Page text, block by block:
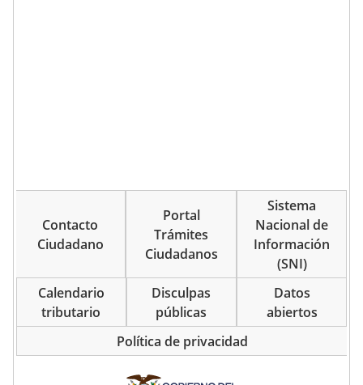
Contacto
Ciudadano
Portal
Trámites
Ciudadanos
Sistema
Nacional de
Información
(SNI)
Calendario
tributario
Disculpas
públicas
Datos
abiertos
Política de privacidad